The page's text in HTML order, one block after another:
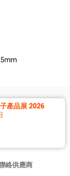
產品展 2026
絡供應商